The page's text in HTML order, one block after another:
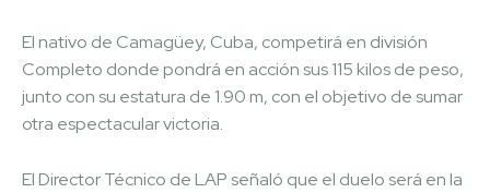
El nativo de Camagüey, Cuba, competirá en división
Completo donde pondrá en acción sus 115 kilos de peso,
junto con su estatura de 1.90 m, con el objetivo de sumar
otra espectacular victoria.
El Director Técnico de LAP señaló que el duelo será en la